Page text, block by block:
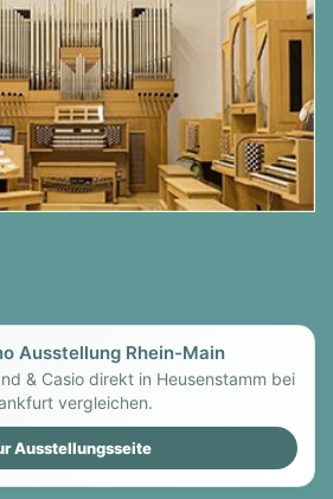
Ausstellung Rhein-Main
& Casio direkt in Heusenstamm bei
vergleichen.
Ausstellungsseite